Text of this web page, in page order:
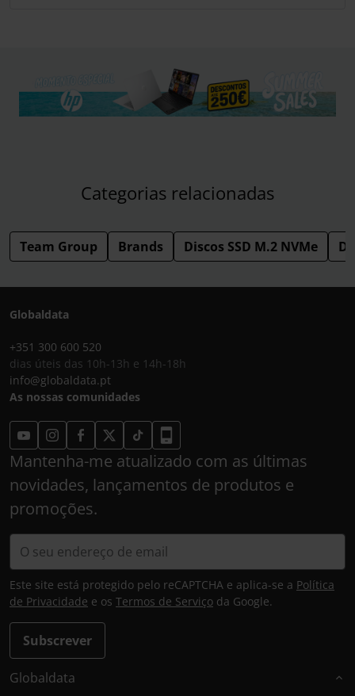
Categorias relacionadas
Team Group Brands Discos SSD M.2 NVMe
Globaldata
+351 300 600 520
dias úteis das 10h-13h e 14h-18h
info@globaldata.pt
As nossas comunidades
Mantenha-me atualizado com as últimas
novidades, lançamentos de produtos e
promoções.
Subscrever
Este site está protegido pelo reCAPTCHA e aplica-se a Política
de Privacidade e os Termos de Serviço da Google.
Globaldata